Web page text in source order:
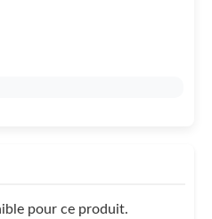
pour ce produit.